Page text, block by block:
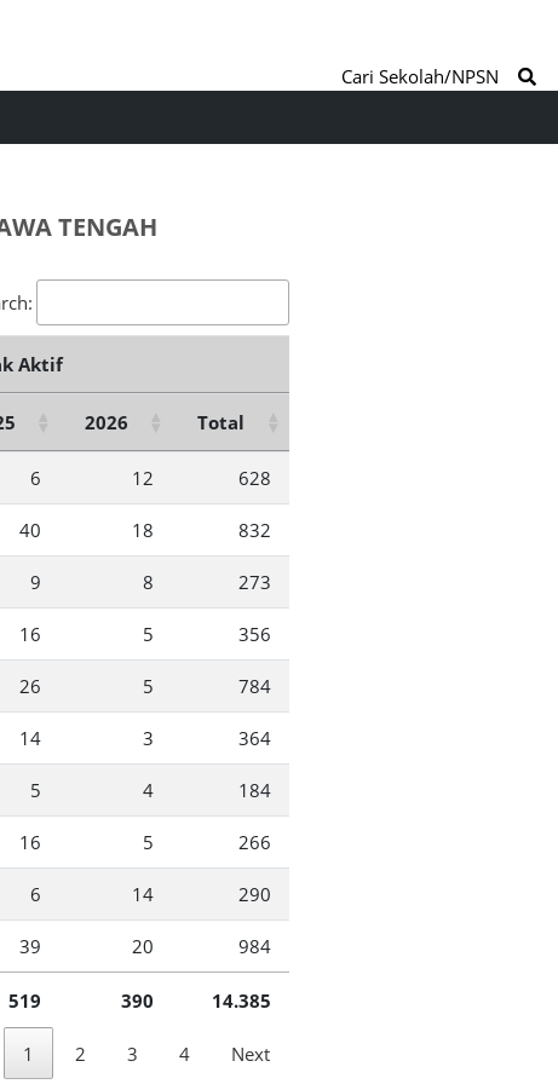
Cari Sekolah/NPSN
TENGAH
Aktif
2026 Total
6 12 628
40 18 832
9 8 273
16 5 356
26 5 784
14 3 364
5 4 184
16 5 266
6 14 290
39 20 984
519 390 14.385
1 2 3 4 Next